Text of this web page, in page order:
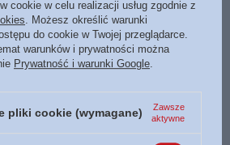
2022
Format 135 x 205 mm
Oprawa miękka Więcej
9788366051874
cookie w celu realizacji usług zgodnie z
. Możesz określić warunki
do cookie w Twojej przeglądarce.
warunków i prywatności można
Prywatność i warunki Google
pliki cookie (wymagane)
Zawsze
aktywne